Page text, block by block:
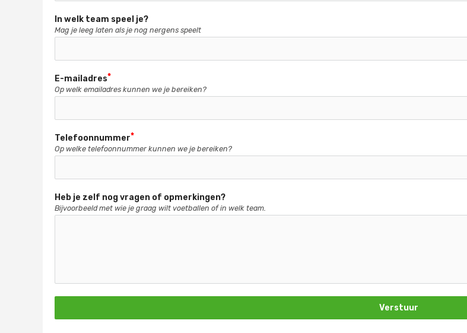
In welk team speel je?
Mag je leeg laten als je nog nergens speelt
E-mailadres
Op welk emailadres kunnen we je bereiken?
Telefoonnummer
Op welke telefoonnummer kunnen we je bereiken?
Heb je zelf nog vragen of opmerkingen?
Bijvoorbeeld met wie je graag wilt voetballen of in welk team.
Verstuur